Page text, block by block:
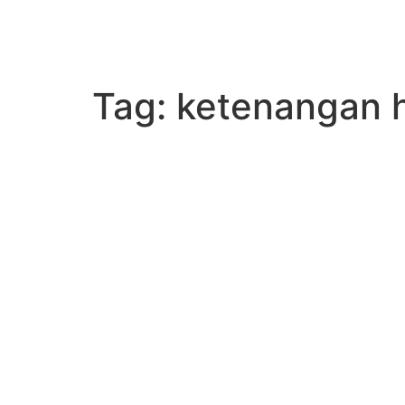
Tag: ketenangan